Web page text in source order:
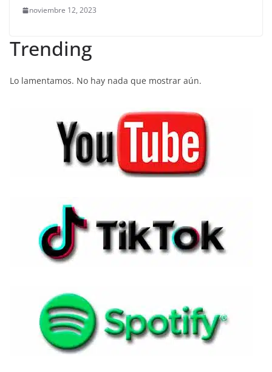
noviembre 12, 2023
Trending
Lo lamentamos. No hay nada que mostrar aún.